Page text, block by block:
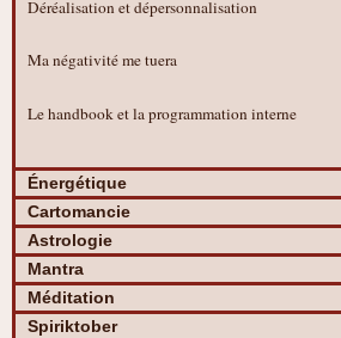
Déréalisation et dépersonnalisation
Ma négativité me tuera
Le handbook et la programmation interne
Énergétique
Cartomancie
Astrologie
Mantra
Méditation
Spiriktober